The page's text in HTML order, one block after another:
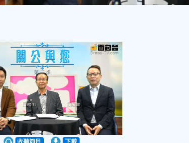
收聽節目 下載